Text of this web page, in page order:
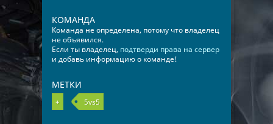
КОМАНДА
Команда не определена, потому что владелец
не объявился.
Если ты владелец, подтверди права на сервер
и добавь информацию о команде!
МЕТКИ
+ 5vs5